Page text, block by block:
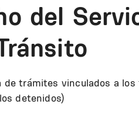
del
trámites vinculados a
detenidos)